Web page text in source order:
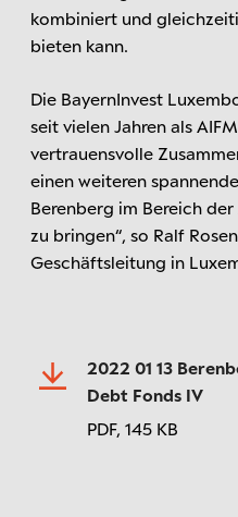
kombiniert und
bieten kann.
Die BayernInvest
seit vielen Jahren als
vertrauensvolle
einen weiteren
Berenberg im Bereich
zu bringen“, so Ralf
Geschäftsleitung in
2022 01 13
Debt Fonds IV
PDF, 145 KB